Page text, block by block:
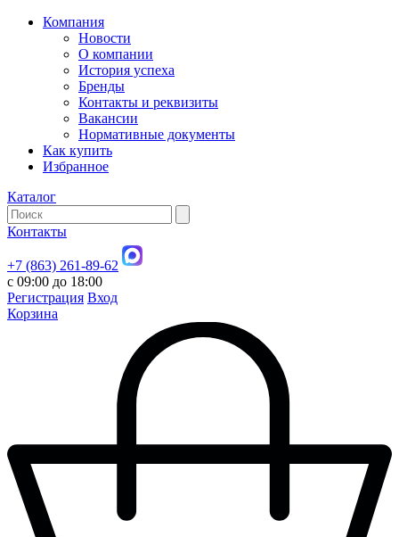
Компания
Новости
О компании
История успеха
Бренды
Контакты и реквизиты
Вакансии
Нормативные документы
Как купить
Избранное
Каталог
Контакты
+7 (863) 261-89-62
с 09:00 до 18:00
Регистрация Вход
Корзина